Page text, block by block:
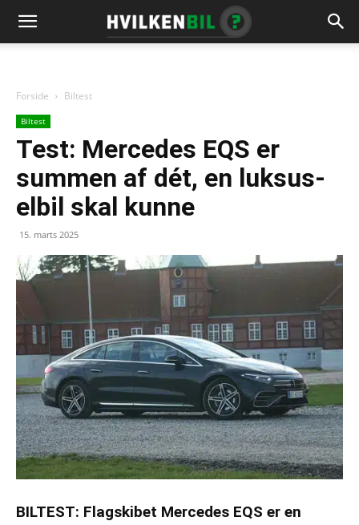
Forside Biltest
Biltest
Test: Mercedes EQS er
summen af dét, en luksus-
elbil skal kunne
15. marts 2025
BILTEST: Flagskibet Mercedes EQS er en